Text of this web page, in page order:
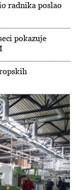
radnika poslao
pokazuje